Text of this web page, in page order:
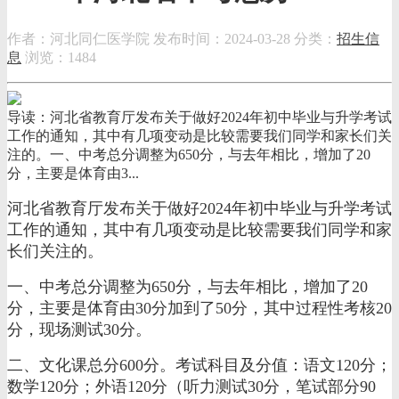
作者：河北同仁医学院 发布时间：2024-03-28 分类： 招生信
息 浏览：1484
导读：河北省教育厅发布关于做好2024年初中毕业与升学考试
工作的通知，其中有几项变动是比较需要我们同学和家长们关
注的。一、中考总分调整为650分，与去年相比，增加了20
分，主要是体育由3...
河北省教育厅发布关于做好2024年初中毕业与升学考试
工作的通知，其中有几项变动是比较需要我们同学和家
长们关注的。
一、中考总分调整为650分，与去年相比，增加了20
分，主要是体育由30分加到了50分，其中过程性考核20
分，现场测试30分。
二、文化课总分600分。考试科目及分值：语文120分；
数学120分；外语120分（听力测试30分，笔试部分90